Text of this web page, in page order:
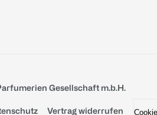
Gesellschaft m.b.H.
Vertrag widerrufen